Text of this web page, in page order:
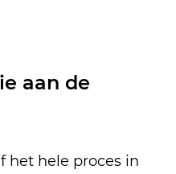
aan de
het hele proces in